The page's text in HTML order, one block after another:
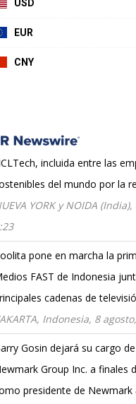
USD
EUR
CNY
incluida entre las
del mundo por la
YORK y NOIDA
pone en marcha la
FAST de Indonesia
cadenas de
Indonesia, 8
Gosin dejará su cargo de
Group Inc. a finales
presidente de Newmark